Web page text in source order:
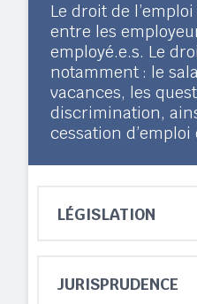
Le droit de
entre les
employé.e.s. Le
notamment : le
vacances, les
discrimination,
cessation
LÉGISLATION
JURISPRUDENCE